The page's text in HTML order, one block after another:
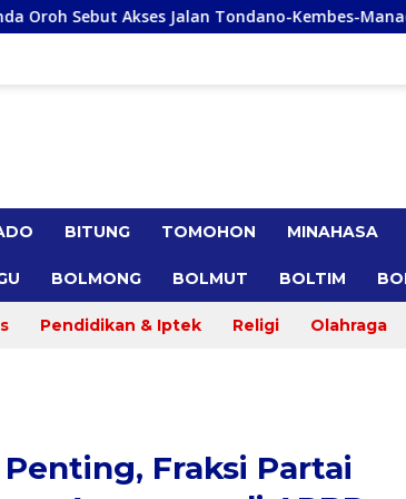
Kembes-Manado Perlu Perhatian
BITUNG TOMOHON MINAHASA
BOLMONG BOLMUT BOLTIM
Pendidikan & Iptek Religi Olahraga
Fraksi Partai